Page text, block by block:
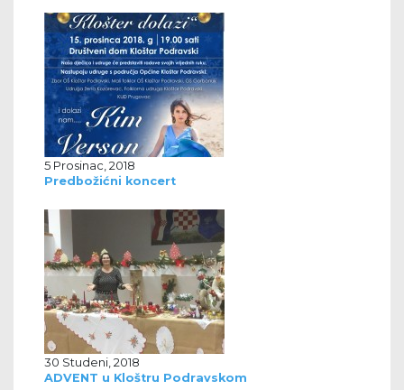
5 Prosinac, 2018
Predbožićni koncert
30 Studeni, 2018
ADVENT u Kloštru Podravskom